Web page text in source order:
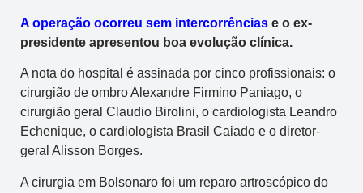
A operação ocorreu sem intercorrências e o ex-
presidente apresentou boa evolução clínica.
A nota do hospital é assinada por cinco profissionais: o
cirurgião de ombro Alexandre Firmino Paniago, o
cirurgião geral Claudio Birolini, o cardiologista Leandro
Echenique, o cardiologista Brasil Caiado e o diretor-
geral Alisson Borges.
A cirurgia em Bolsonaro foi um reparo artroscópico do